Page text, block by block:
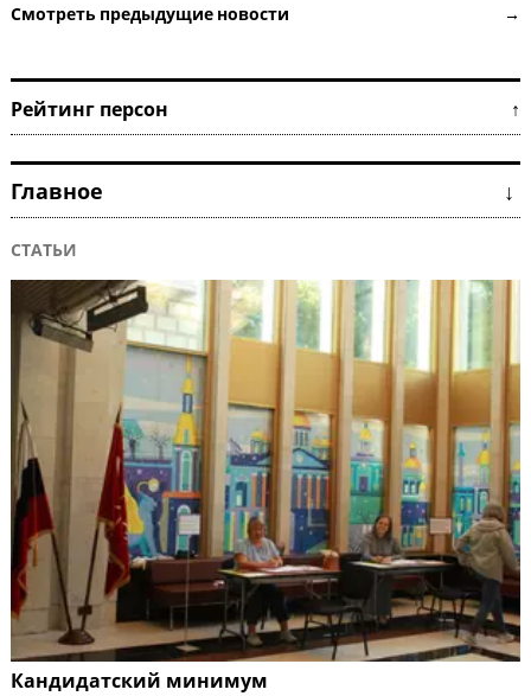
Смотреть предыдущие новости →
Рейтинг персон ↑
Главное ↓
СТАТЬИ
Кандидатский минимум